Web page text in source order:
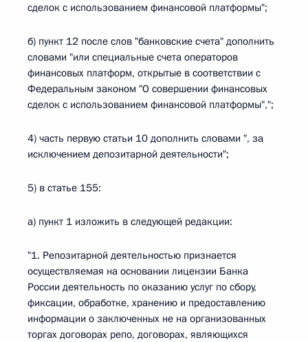
сделок с использованием финансовой платформы";
б) пункт 12 после слов "банковские счета" дополнить
словами "или специальные счета операторов
финансовых платформ, открытые в соответствии с
Федеральным законом "О совершении финансовых
сделок с использованием финансовой платформы",";
4) часть первую статьи 10 дополнить словами ", за
исключением депозитарной деятельности";
5) в статье 155:
а) пункт 1 изложить в следующей редакции:
"1. Репозитарной деятельностью признается
осуществляемая на основании лицензии Банка
России деятельность по оказанию услуг по сбору,
фиксации, обработке, хранению и предоставлению
информации о заключенных не на организованных
торгах договорах репо, договорах, являющихся